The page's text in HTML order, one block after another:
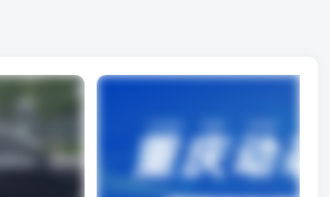
速、0.15mm 的超薄硅钢片，这些参
电驱壳体减重 10%，还大幅提升强
艺结合”的思路，恰恰是新能源汽
未来，随着 AI 赋能材料开发技术的